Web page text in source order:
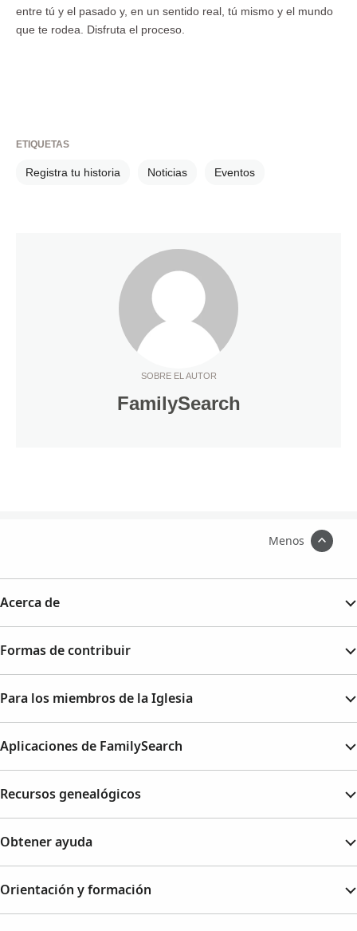
entre tú y el pasado y, en un sentido real, tú mismo y el mundo
que te rodea. Disfruta el proceso.
ETIQUETAS
Registra tu historia Noticias Eventos
SOBRE EL AUTOR
FamilySearch